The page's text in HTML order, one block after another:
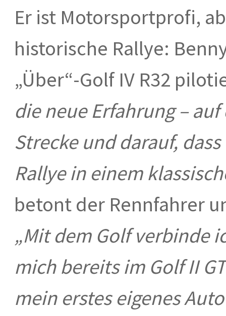
Er ist Motorsportprofi,
historische Rallye:
„Über“-Golf IV R32
die neue Erfahrung –
Strecke und darauf,
Rallye in einem
betont der Rennfahrer
„Mit dem Golf verbinde
mich bereits im Golf II
mein erstes eigenes